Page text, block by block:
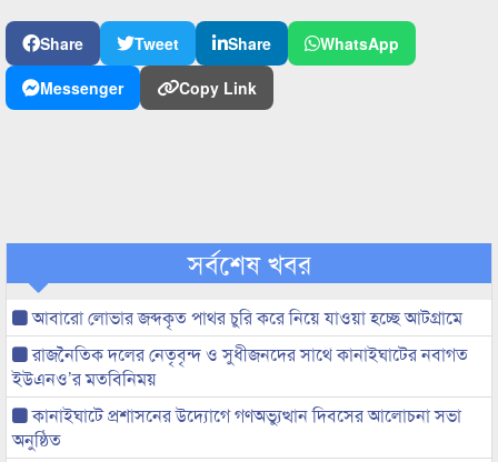
Share Tweet Share
WhatsApp
Messenger
Copy Link
সর্বশেষ খবর
আবারো লোভার জব্দকৃত পাথর চুরি করে নিয়ে যাওয়া হচ্ছে আটগ্রামে
রাজনৈতিক দলের নেতৃবৃন্দ ও সুধীজনদের সাথে কানাইঘাটের নবাগত
ইউএনও’র মতবিনিময়
কানাইঘাটে প্রশাসনের উদ্যোগে গণঅভ্যুত্থান দিবসের আলোচনা সভা
অনুষ্ঠিত